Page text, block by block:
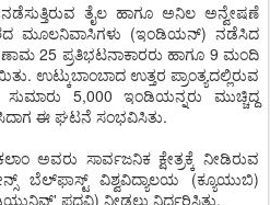
ತೈಲ ಹಾಗೂ ಅನಿಲ ಅನ್ವೇಷಣೆ
ಮೂಲನಿವಾಸಿಗಳು (ಇಂಡಿಯನ್) ನಡೆಸಿದ
25 ಪ್ರತಿಭಟನಾಕಾರರು ಹಾಗೂ 9 ಮಂದಿ
ಉಟ್ಕುಬಾಂಬಾದ ಉತ್ತರ ಪ್ರಾಂತ್ಯದಲ್ಲಿರುವ
5,000 ಇಂಡಿಯನ್ನರು ಮುಚ್ಚಿದ್ದ
ಈ ಘಟನೆ ಸಂಭವಿಸಿತು.
ಅವರು ಸಾರ್ವಜನಿಕ ಕ್ಷೇತ್ರಕ್ಕೆ ನೀಡಿರುವ
ಬೆಲ್‌ಫಾಸ್ಟ್ ವಿಶ್ವವಿದ್ಯಾಲಯ (ಕ್ಯೂಯುಬಿ)
ಪದವಿ) ನೀಡಲು ನಿರ್ಧರಿಸಿತು.